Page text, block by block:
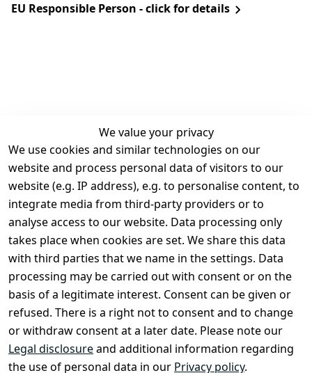
EU Responsible Person - click for details
We value your privacy
We use cookies and similar technologies on our
website and process personal data of visitors to our
website (e.g. IP address), e.g. to personalise content, to
integrate media from third-party providers or to
analyse access to our website. Data processing only
takes place when cookies are set. We share this data
with third parties that we name in the settings. Data
processing may be carried out with consent or on the
basis of a legitimate interest. Consent can be given or
refused. There is a right not to consent and to change
or withdraw consent at a later date. Please note our
Legal disclosureand additional information regarding
the use of personal data in our Privacy policy.
Legal
Terms and
Conditions
Legal
disclosure
Privacy Policy
Declaration of
accessibility
Cancellation
rights
Contact
Register